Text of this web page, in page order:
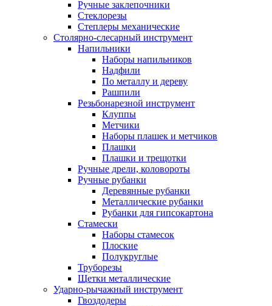
Ручные заклепочники
Стеклорезы
Степлеры механические
Столярно-слесарный инструмент
Напильники
Наборы напильников
Надфили
По металлу и дереву
Рашпили
Резьбонарезной инструмент
Клуппы
Метчики
Наборы плашек и метчиков
Плашки
Плашки и трещотки
Ручные дрели, коловороты
Ручные рубанки
Деревянные рубанки
Металлические рубанки
Рубанки для гипсокартона
Стамески
Наборы стамесок
Плоские
Полукруглые
Труборезы
Щетки металлические
Ударно-рычажный инструмент
Гвоздодеры